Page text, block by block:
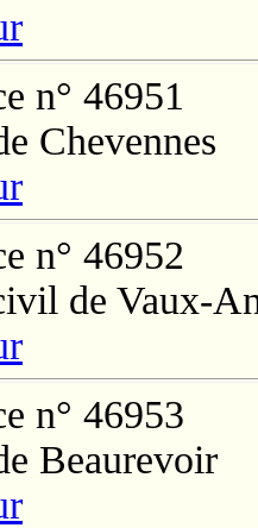
n° 46951
Chevennes
n° 46952
de Vaux-
n° 46953
Beaurevoir